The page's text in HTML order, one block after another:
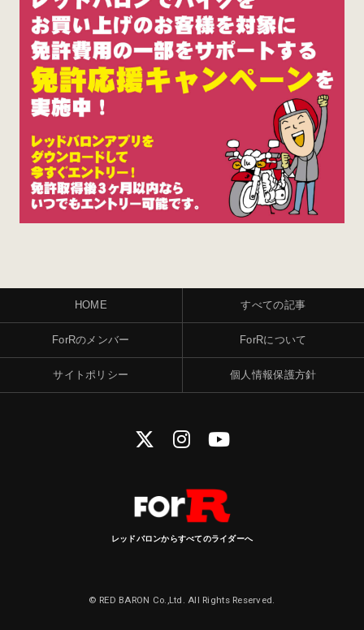
HOME すべての記事
ForRのメンバー ForRについて
サイトポリシー 個人情報保護方針
レッドバロンからすべてのライダーへ
© RED BARON Co.,Ltd. All Rights Reserved.